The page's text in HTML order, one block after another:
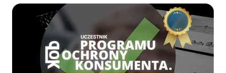
FateEye
A700-